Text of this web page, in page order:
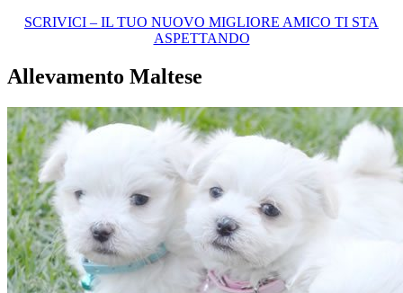
SCRIVICI – IL TUO NUOVO MIGLIORE AMICO TI STA
ASPETTANDO
Allevamento Maltese